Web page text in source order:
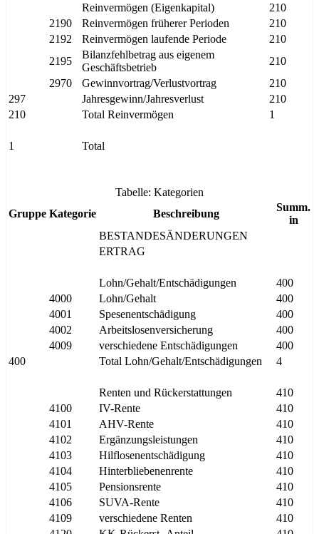
Reinvermögen (Eigenkapital)
210
2190
Reinvermögen früherer Perioden
210
2192
Reinvermögen laufende Periode
210
2195
Bilanzfehlbetrag aus eigenem
Geschäftsbetrieb
210
2970
Gewinnvortrag/Verlustvortrag
210
297
Jahresgewinn/Jahresverlust
210
210
Total Reinvermögen 1
1 Total
Tabelle: Kategorien
Gruppe Kategorie Beschreibung
Summ.
in
BESTANDESÄNDERUNGEN
ERTRAG
Lohn/Gehalt/Entschädigungen
400
4000
Lohn/Gehalt
400
4001
Spesenentschädigung
400
4002
Arbeitslosenversicherung
400
4009
verschiedene Entschädigungen
400
400
Total Lohn/Gehalt/Entschädigungen 4
Renten und Rückerstattungen
410
4100
IV-Rente
410
4101
AHV-Rente
410
4102
Ergänzungsleistungen
410
4103
Hilflosenentschädigung
410
4104
Hinterbliebenenrente
410
4105
Pensionsrente
410
4106
SUVA-Rente
410
4109
verschiedene Renten
410